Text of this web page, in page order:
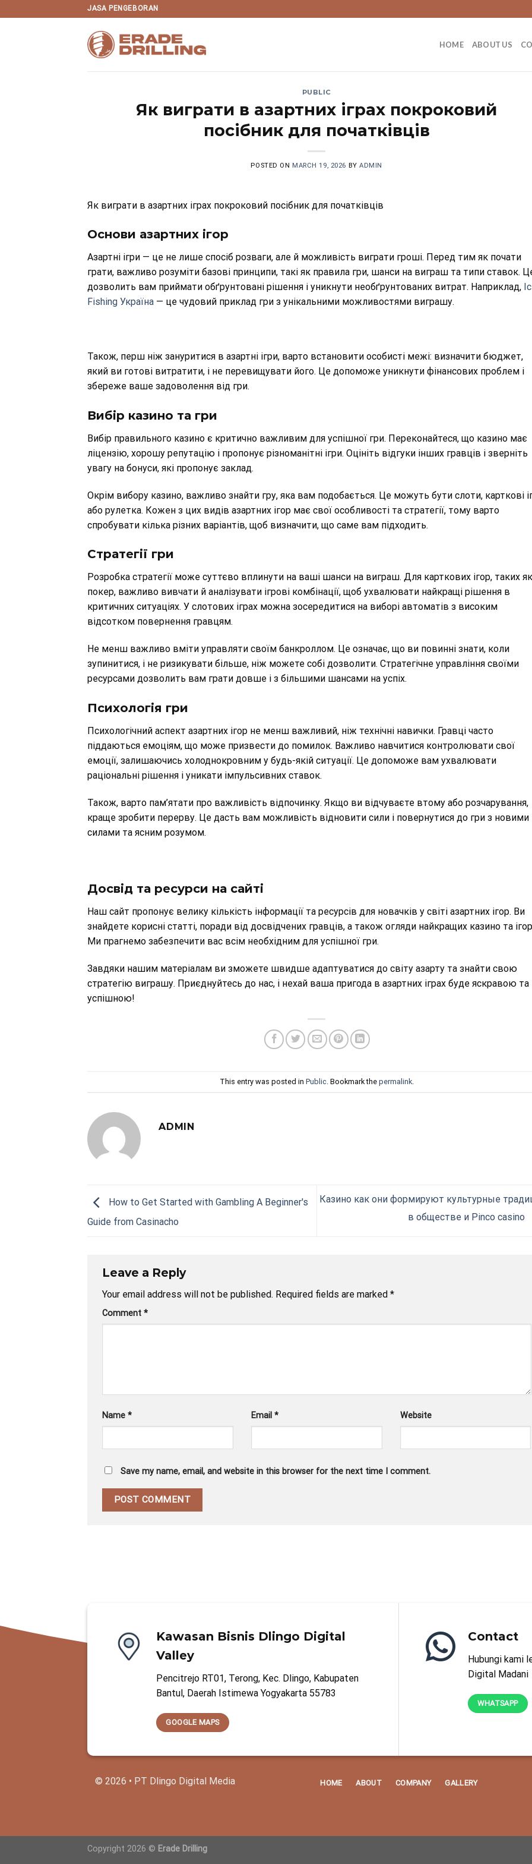
to
JASA PENGEBORAN
HOME ABOUT US
PUBLIC
Як виграти в азартних іграх покроковий
посібник для початківців
POSTED ON MARCH 19, 2026 BYADMIN
Як виграти в азартних іграх покроковий посібник для початківців
Основи азартних ігор
Азартні ігри — це не лише спосіб розваги, але й можливість виграти гроші. Перед тим як почати
грати, важливо розуміти базові принципи, такі як правила гри, шанси на виграш та типи ставок.
дозволить вам приймати обґрунтовані рішення і уникнути необґрунтованих витрат. Наприклад,
Fishing Україна — це чудовий приклад гри з унікальними можливостями виграшу.
Також, перш ніж зануритися в азартні ігри, варто встановити особисті межі: визначити бюджет,
який ви готові витратити, і не перевищувати його. Це допоможе уникнути фінансових проблем і
збереже ваше задоволення від гри.
Вибір казино та гри
Вибір правильного казино є критично важливим для успішної гри. Переконайтеся, що казино має
ліцензію, хорошу репутацію і пропонує різноманітні ігри. Оцініть відгуки інших гравців і зверніть
увагу на бонуси, які пропонує заклад.
Окрім вибору казино, важливо знайти гру, яка вам подобається. Це можуть бути слоти, карткові
або рулетка. Кожен з цих видів азартних ігор має свої особливості та стратегії, тому варто
спробувати кілька різних варіантів, щоб визначити, що саме вам підходить.
Стратегії гри
Розробка стратегії може суттєво вплинути на ваші шанси на виграш. Для карткових ігор, таких як
покер, важливо вивчати й аналізувати ігрові комбінації, щоб ухвалювати найкращі рішення в
критичних ситуаціях. У слотових іграх можна зосередитися на виборі автоматів з високим
відсотком повернення гравцям.
Не менш важливо вміти управляти своїм банкроллом. Це означає, що ви повинні знати, коли
зупинитися, і не ризикувати більше, ніж можете собі дозволити. Стратегічне управління своїми
ресурсами дозволить вам грати довше і з більшими шансами на успіх.
Психологія гри
Психологічний аспект азартних ігор не менш важливий, ніж технічні навички. Гравці часто
піддаються емоціям, що може призвести до помилок. Важливо навчитися контролювати свої
емоції, залишаючись холоднокровним у будь-якій ситуації. Це допоможе вам ухвалювати
раціональні рішення і уникати імпульсивних ставок.
Також, варто пам’ятати про важливість відпочинку. Якщо ви відчуваєте втому або розчарування,
краще зробити перерву. Це дасть вам можливість відновити сили і повернутися до гри з новими
силами та ясним розумом.
Досвід та ресурси на сайті
Наш сайт пропонує велику кількість інформації та ресурсів для новачків у світі азартних ігор. Ви
знайдете корисні статті, поради від досвідчених гравців, а також огляди найкращих казино та
Ми прагнемо забезпечити вас всім необхідним для успішної гри.
Завдяки нашим матеріалам ви зможете швидше адаптуватися до світу азарту та знайти свою
стратегію виграшу. Приєднуйтесь до нас, і нехай ваша пригода в азартних іграх буде яскравою та
успішною!
This entry was posted in Public. Bookmark the permalink.
ADMIN
How to Get Started with Gambling A Beginner's
Guide from Casinacho
Казино как они формируют культурные
в обществе и Pinco casino
Leave a Reply
Your email address will not be published. Required fields are marked *
Comment *
Name * Email * Website
Save my name, email, and website in this browser for the next time I comment.
Kawasan Bisnis Dlingo Digital
Valley
Pencitrejo RT01, Terong, Kec. Dlingo, Kabupaten
Bantul, Daerah Istimewa Yogyakarta 55783
GOOGLE MAPS
Contact
Hubungi kami
Digital Madani
WHATSAPP
© 2026 • PT Dlingo Digital Media HOME ABOUT COMPANY GALLERY
Copyright 2026 © Erade Drilling